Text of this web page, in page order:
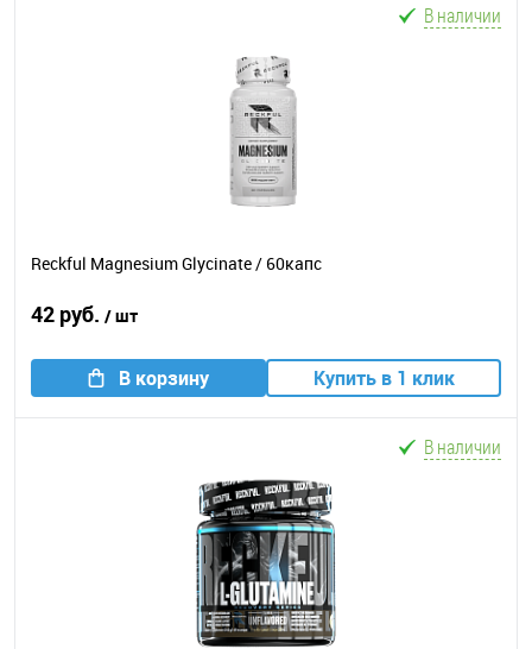
В наличии
Reckful Magnesium Glycinate / 60капс
42 руб. / шт
В корзину Купить в 1 клик
В наличии